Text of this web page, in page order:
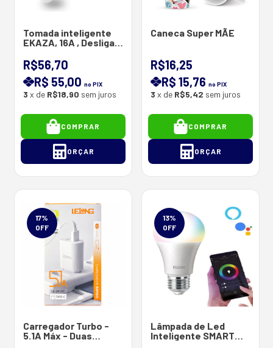
Tomada inteligente
EKAZA, 16A , Desliga E
R$56,70
R$ 55,00no PIX
3 x de R$18,90 sem juros
COMPRAR
ORÇAR
Caneca Super MÃE
R$16,25
R$ 15,76no PIX
3 x de R$5,42 sem juros
COMPRAR
ORÇAR
17%
OFF
Carregador Turbo -
5.1A Máx - Duas
13%
OFF
Lâmpada de Led
Inteligente SMART